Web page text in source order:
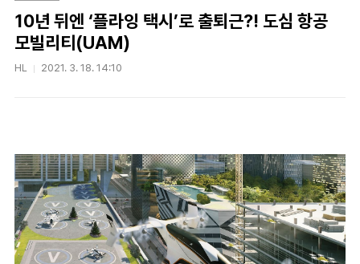
10년 뒤엔 ‘플라잉 택시’로 출퇴근?! 도심 항공
모빌리티(UAM)
HL 2021. 3. 18. 14:10